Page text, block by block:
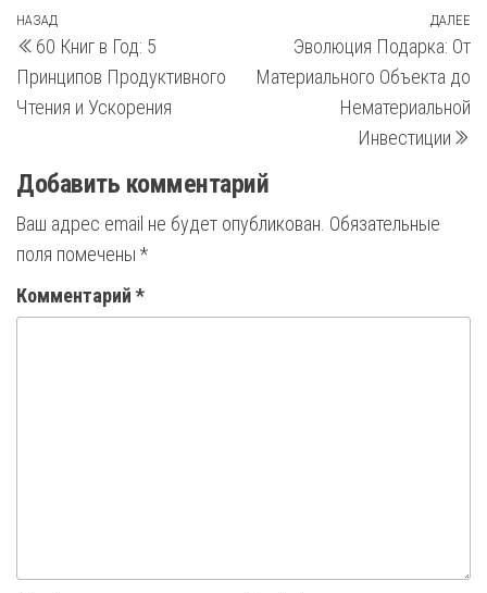
Навигация
по
записям
Предыдущая
запись
НАЗАД
60 Книг в Год: 5
Принципов Продуктивного
Чтения и Ускорения
ДАЛЕЕ
Эволюция Подарка: От
Материального Объекта до
Нематериальной
Инвестиции
Добавить комментарий
Ваш адрес email не будет опубликован. Обязательные
поля помечены *
Комментарий *